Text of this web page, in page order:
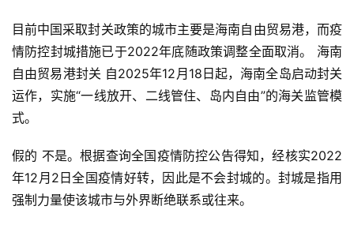
目前中国采取封关政策的城市主要是海南自由贸易港，而疫
情防控封城措施已于2022年底随政策调整全面取消。 海南
自由贸易港封关 自2025年12月18日起，海南全岛启动封关
运作，实施“一线放开、二线管住、岛内自由”的海关监管模
式。
假的 不是。根据查询全国疫情防控公告得知，经核实2022
年12月2日全国疫情好转，因此是不会封城的。封城是指用
强制力量使该城市与外界断绝联系或往来。